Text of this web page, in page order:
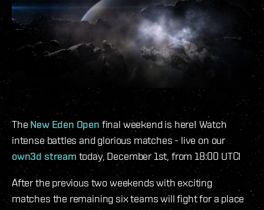
The New Eden Openfinal weekend is here! Watch
intense battles and glorious matches - live on our
own3d stream today, December 1st, from 18:00 UTC!
After the previous two weekends with exciting
matches the remaining six teams will fight for a place